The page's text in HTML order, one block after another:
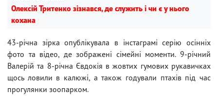
Олексій Тритенко зізнався, де служить і чи є у нього
кохана
43-річна зірка опублікувала в інстаграмі серію осінніх
фото та відео, де зображені сімейні моменти. 9-річний
Валерій та 8-річна Євдокія в жовтих гумових рукавичках
щось ловили в калюжі, а також годували птахів під час
прогулянки зоопарком.